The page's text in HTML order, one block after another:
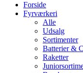
Forside
Fyrværkeri
Alle
Udsalg
Sortimenter
Batterier &
Raketter